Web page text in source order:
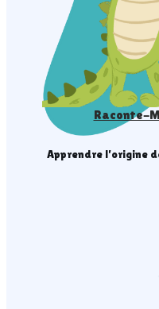
Raconte-
Apprendre l’origine